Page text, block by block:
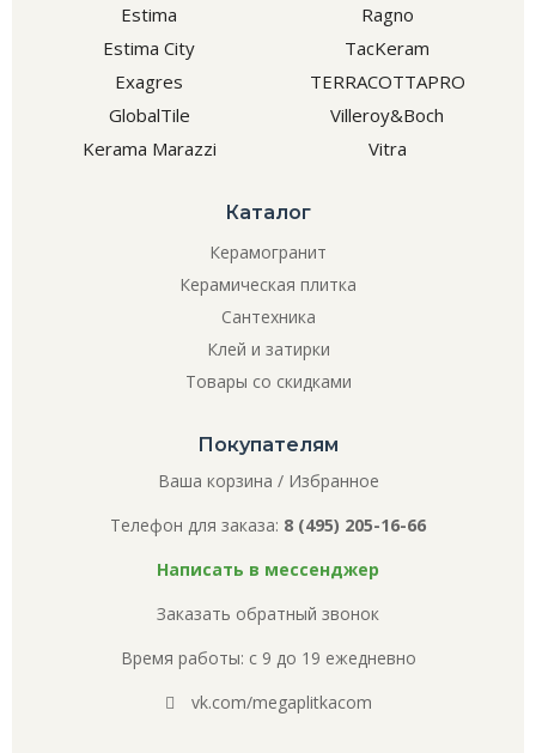
Estima
Estima City
Exagres
GlobalTile
Kerama Marazzi
Ragno
TacKeram
TERRACOTTAPRO
Villeroy&Boch
Vitra
Каталог
Керамогранит
Керамическая плитка
Сантехника
Клей и затирки
Товары со скидками
Покупателям
Ваша корзина / Избранное
Телефон для заказа: 8 (495) 205-16-66
Написать в мессенджер
Заказать обратный звонок
Время работы: с 9 до 19 ежедневно
vk.com/megaplitkacom